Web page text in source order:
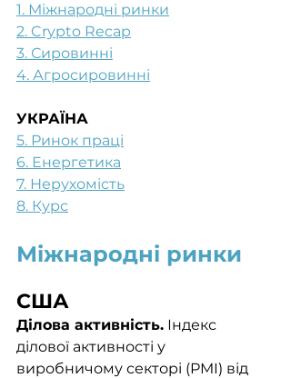
1. Міжнародні ринки
2. Crypto Recap
3. Сировинні
4. Агросировинні
УКРАЇНА
5. Ринок праці
6. Енергетика
7. Нерухомість
8. Курс
Міжнародні ринки
США
Ділова активність. Індекс
ділової активності у
виробничому секторі (PMI) від